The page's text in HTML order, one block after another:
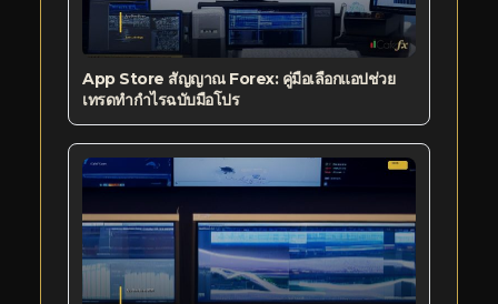
App Store สัญญาณ Forex: คู่มือเลือกแอปช่วย
เทรดทำกำไรฉบับมือโปร